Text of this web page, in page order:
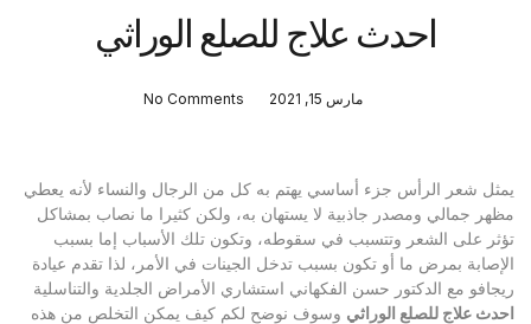
احدث علاج للصلع الوراثي
مارس 15, 2021 No Comments
يمثل شعر الرأس جزء أساسي يهتم به كل من الرجال والنساء لأنه يعطي
مظهر جمالي ومصدر جاذبية لا يستهان به، ولكن كثيرا ما نصاب بمشاكل
تؤثر على الشعر وتتسبب في سقوطه، وتكون تلك الأسباب إما بسبب
الإصابة بمرض ما أو تكون بسبب تدخل الجينات في الأمر، لذا تقدم عيادة
ريجافو مع الدكتور حسن الفكهاني استشاري الأمراض الجلدية والتناسلية
احدث علاج للصلع الوراثي وسوف نوضح لكم كيف يمكن التخلص من هذه